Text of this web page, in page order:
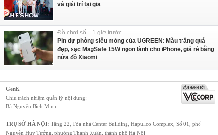
và giải trí tại gia
Đồ chơi số - 1 giờ trước
Pin dự phòng siêu mỏng của UGREEN: Màu trắng quá
đẹp, sạc MagSafe 15W ngon lành cho iPhone, giá rẻ bằng
nửa đồ Xiaomi
GenK
Chịu trách nhiệm quản lý nội dung:
Bà Nguyễn Bích Minh
TRỤ SỞ HÀ NỘI: Tầng 22, Tòa nhà Center Building, Hapulico Complex, Số 01, phố
Nguyễn Huy Tưởng, phường Thanh Xuân, thành phố Hà Nội